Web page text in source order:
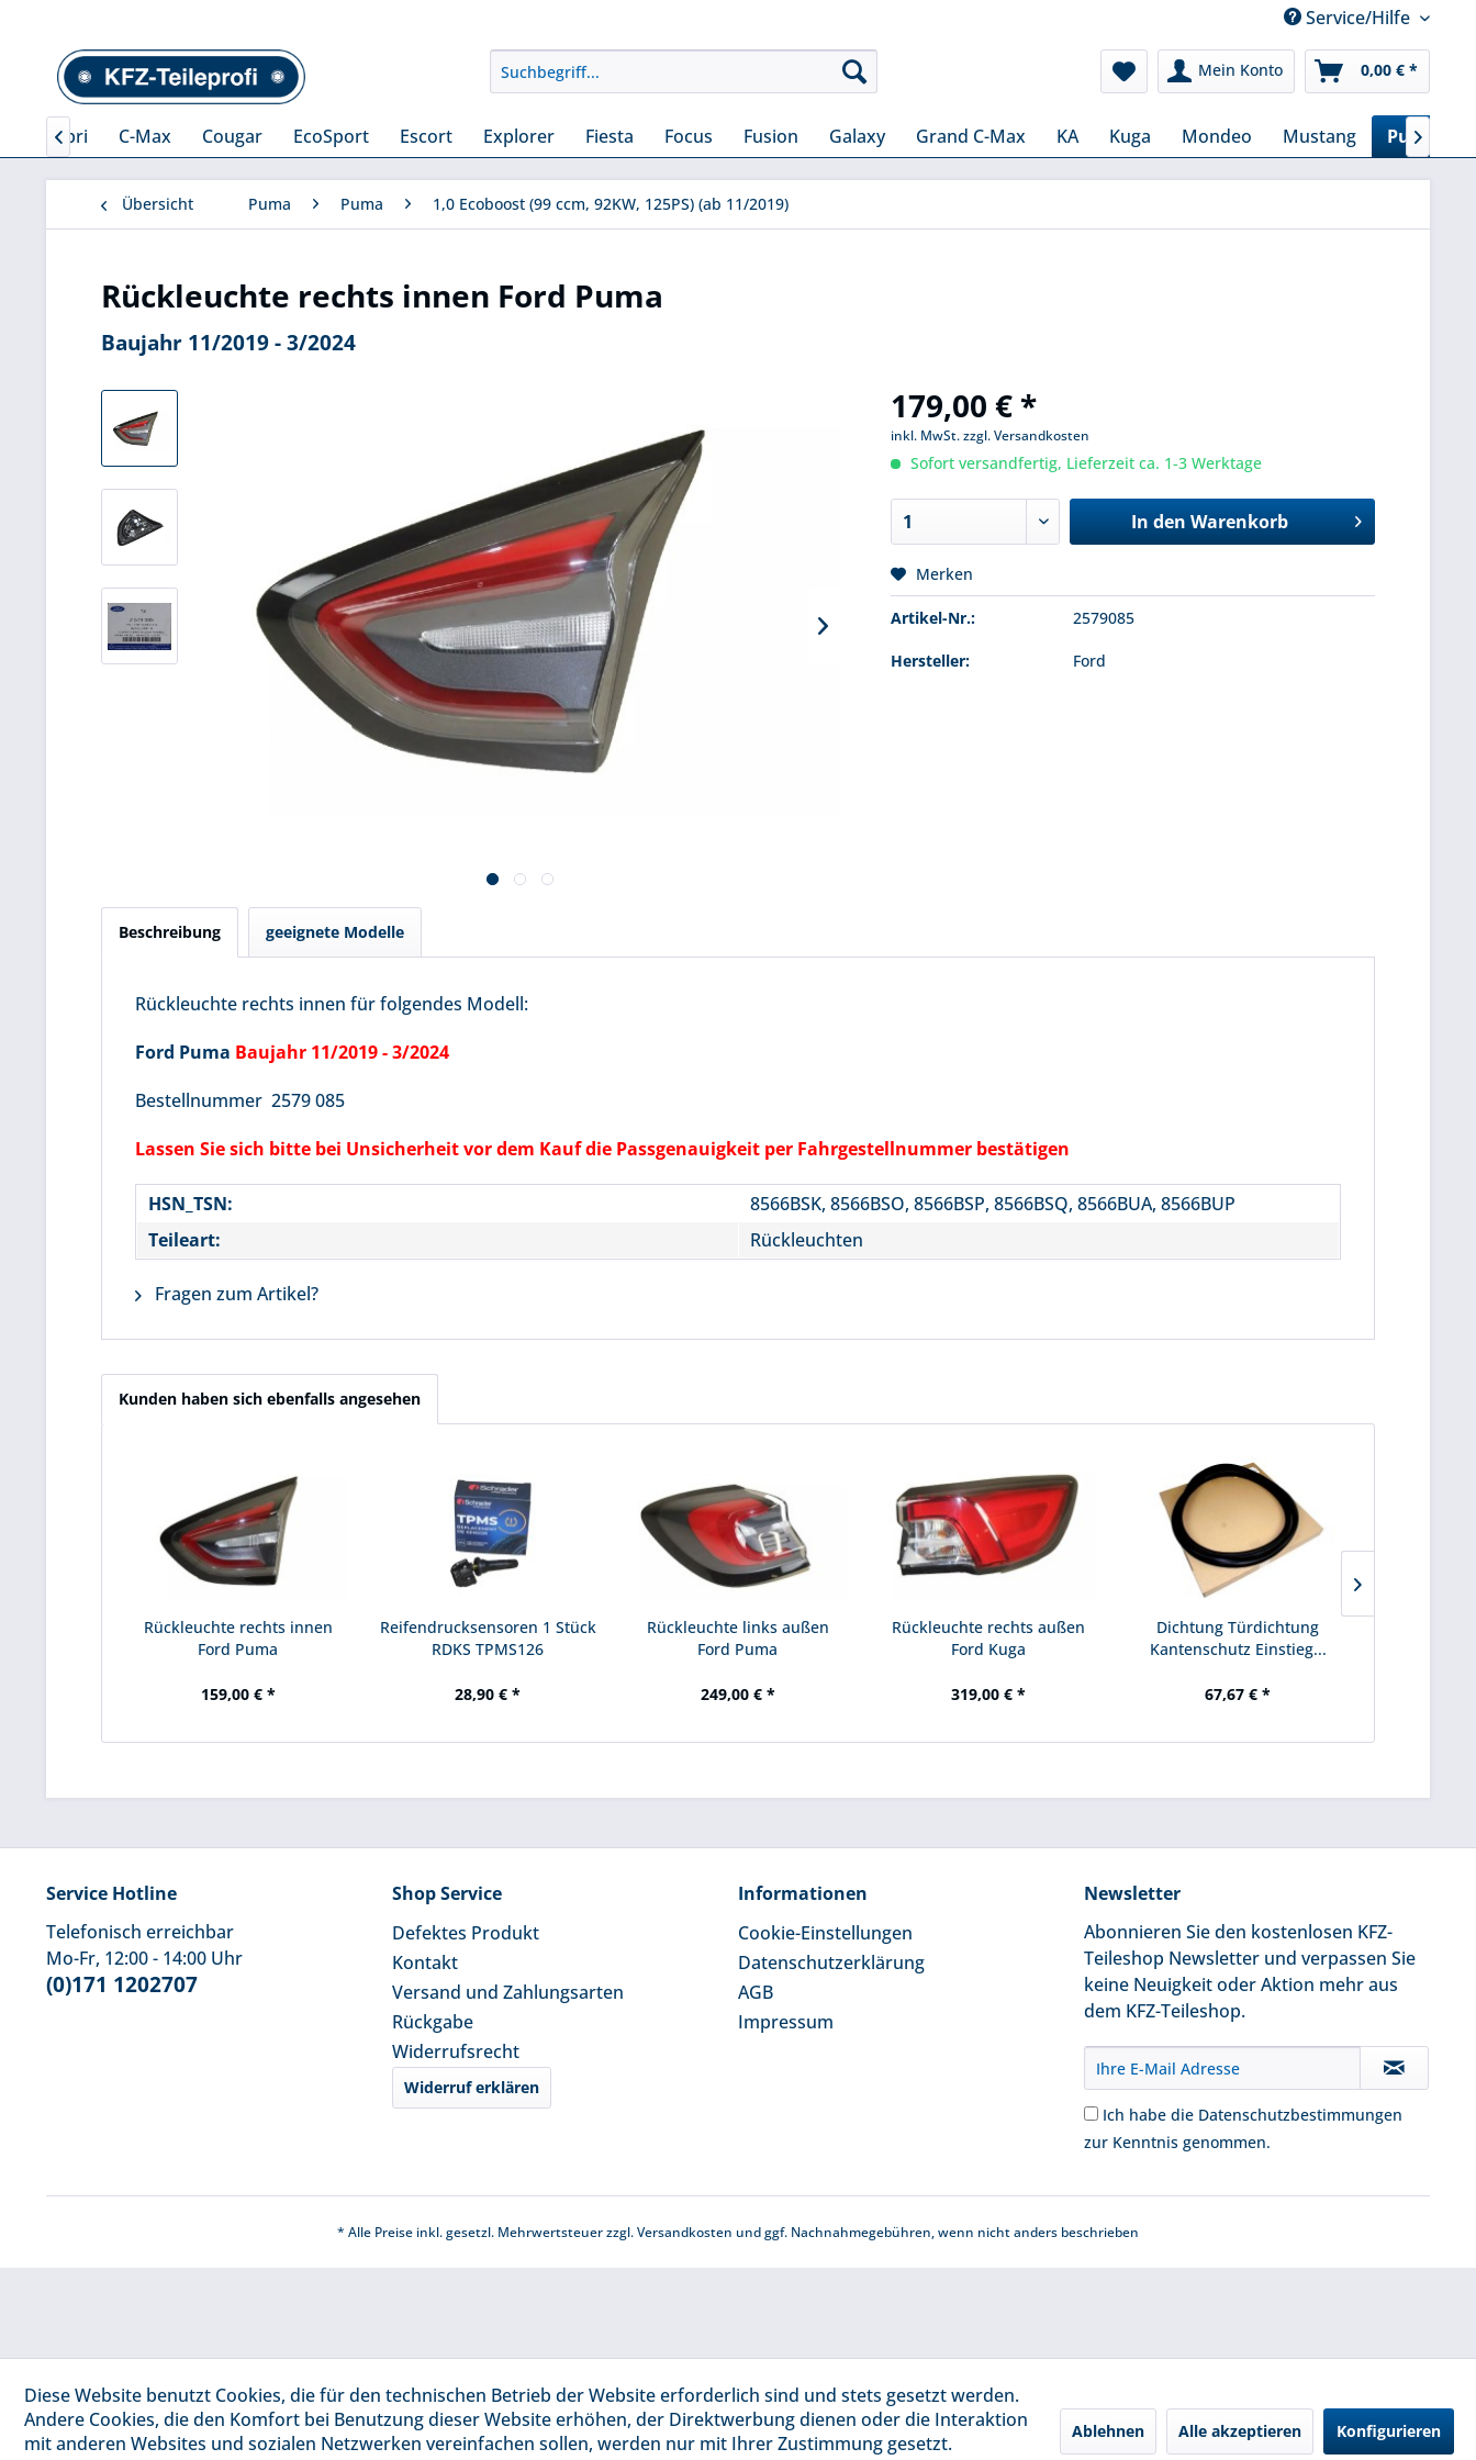
Service/Hilfe
Mein Konto 0,00 € *
Capri C-Max Cougar EcoSport Escort Explorer Fiesta Focus Fusion Galaxy Grand C-Max KA Kuga Mondeo Mustang Puma
 
Übersicht Puma Puma 1,0 Ecoboost (99 ccm, 92KW, 125PS) (ab 11/2019)
Rückleuchte rechts innen Ford Puma
Baujahr 11/2019 - 3/2024
179,00 € *
inkl. MwSt.zzgl. Versandkosten
Sofort versandfertig, Lieferzeit ca. 1-3 Werktage
In den Warenkorb
Merken
Artikel-Nr.: 2579085
Hersteller: Ford
Beschreibung geeignete Modelle
Rückleuchte rechts innen für folgendes Modell:
Ford Puma Baujahr 11/2019 - 3/2024
Bestellnummer 2579 085
Lassen Sie sich bitte bei Unsicherheit vor dem Kauf die Passgenauigkeit per Fahrgestellnummer bestätigen
HSN_TSN:
8566BSK, 8566BSO, 8566BSP, 8566BSQ, 8566BUA, 8566BUP
Teileart:
Rückleuchten
Fragen zum Artikel?
Kunden haben sich ebenfalls angesehen
Rückleuchte rechts innen
Ford Puma
159,00 € *
Reifendrucksensoren 1 Stück
RDKS TPMS126
28,90 € *
Rückleuchte links außen
Ford Puma
249,00 € *
Rückleuchte rechts außen
Ford Kuga
319,00 € *
Dichtung Türdichtung
Kantenschutz Einstieg...
67,67 € *
Service Hotline
Telefonisch erreichbar
Mo-Fr, 12:00 - 14:00 Uhr
(0)171 1202707
Shop Service
Defektes Produkt
Kontakt
Versand und Zahlungsarten
Rückgabe
Widerrufsrecht
Widerruf erklären
Informationen
Cookie-Einstellungen
Datenschutzerklärung
AGB
Impressum
Newsletter
Abonnieren Sie den kostenlosen KFZ-
Teileshop Newsletter und verpassen Sie
keine Neuigkeit oder Aktion mehr aus
dem KFZ-Teileshop.
Ich habe die Datenschutzbestimmungen
zur Kenntnis genommen.
* Alle Preise inkl. gesetzl. Mehrwertsteuer zzgl.Versandkosten und ggf. Nachnahmegebühren, wenn nicht anders beschrieben
Diese Website benutzt Cookies, die für den technischen Betrieb der Website erforderlich sind und stets gesetzt werden.
Andere Cookies, die den Komfort bei Benutzung dieser Website erhöhen, der Direktwerbung dienen oder die Interaktion
mit anderen Websites und sozialen Netzwerken vereinfachen sollen, werden nur mit Ihrer Zustimmung gesetzt.
Ablehnen Alle akzeptieren Konfigurieren